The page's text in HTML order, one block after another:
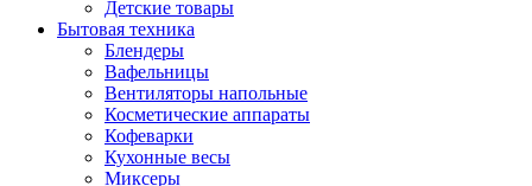
Детские товары
Бытовая техника
Блендеры
Вафельницы
Вентиляторы напольные
Косметические аппараты
Кофеварки
Кухонные весы
Миксеры